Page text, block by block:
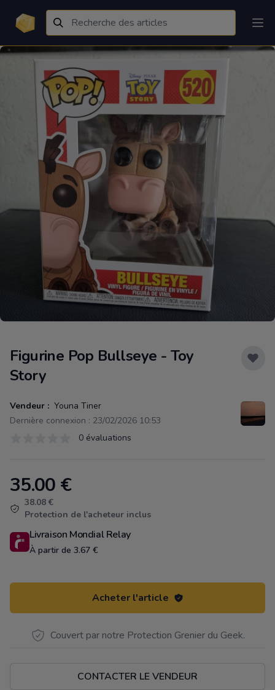
Figurine Pop Bullseye - Toy
Story
Vendeur : Youna Tiner
Dernière connexion : 23/02/2026 10:53
0 évaluations
Product information
35.00 €
38.08 €
Protection de l'acheteur inclus
Livraison Mondial Relay
À partir de 3.67 €
Acheter l'article
Couvert par notre Protection Grenier du Geek.
CONTACTER LE VENDEUR